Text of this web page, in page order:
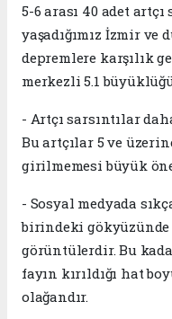
5-6 arası 40 adet artçı
yaşadığımız İzmir
depremlere karşılık
merkezli 5.1
- Artçı sarsıntılar
Bu artçılar 5 ve
girilmemesi büyük
- Sosyal medyada
birindeki gökyüzünde
görüntülerdir. Bu
fayın kırıldığı hat
olağandır.